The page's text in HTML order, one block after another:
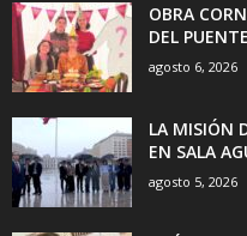
OBRA
DEL PUENTE
agosto 6, 2026
LA MISIÓN
EN SALA
agosto 5, 2026